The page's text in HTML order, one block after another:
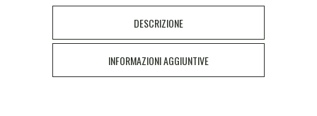
DESCRIZIONE
INFORMAZIONI AGGIUNTIVE